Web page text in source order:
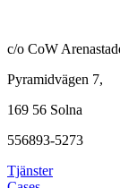
c/o CoW
Pyramidvägen 7,
169 56 Solna
556893-5273
Tjänster